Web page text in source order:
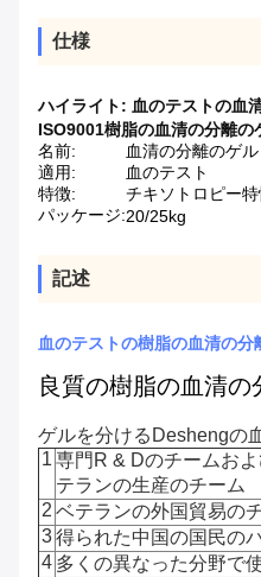
仕様
ハイライト: 血のテストの血
ISO9001樹脂の血清の分離の
名前:
血清の分離のゲル
適用:
血のテスト
特徴:
チキソトロピー
パッケージ:20/25kg
記述
血のテストの樹脂の血清の分
良質の樹脂の血清
ゲルを分けるDeshengの
1専門R & Dのチームお
テランの生産のチーム
2 ベテランの外国貿易の
3得られた中国の国民の
4 多くの異なった分野で